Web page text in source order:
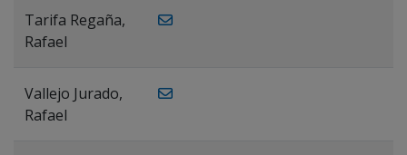
Tarifa Regaña,
Rafael
Vallejo Jurado,
Rafael